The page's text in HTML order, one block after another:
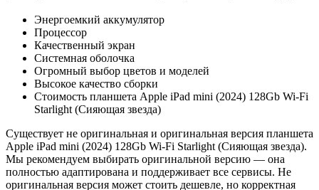
Энергоемкий аккумулятор
Процессор
Качественный экран
Системная оболочка
Огромный выбор цветов и моделей
Высокое качество сборки
Стоимость планшета Apple iPad mini (2024) 128Gb Wi-Fi
Starlight (Сияющая звезда)
Существует не оригинальная и оригинальная версия планшета
Apple iPad mini (2024) 128Gb Wi-Fi Starlight (Сияющая звезда).
Мы рекомендуем выбирать оригинальной версию — она
полностью адаптирована и поддерживает все сервисы. Не
оригинальная версия может стоить дешевле, но корректная